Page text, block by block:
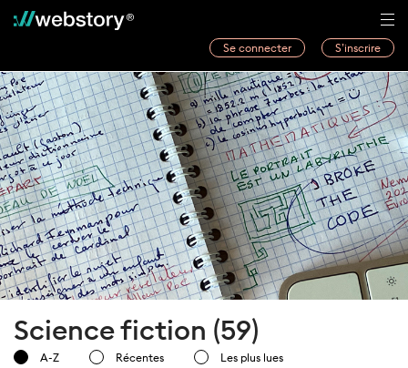
Se connecter S’inscrire
Histoires
Webwriters
Concours
Actualités
À propos
Science fiction (59)
A-Z Récentes Les plus lues